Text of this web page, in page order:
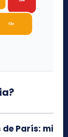
de París: mi